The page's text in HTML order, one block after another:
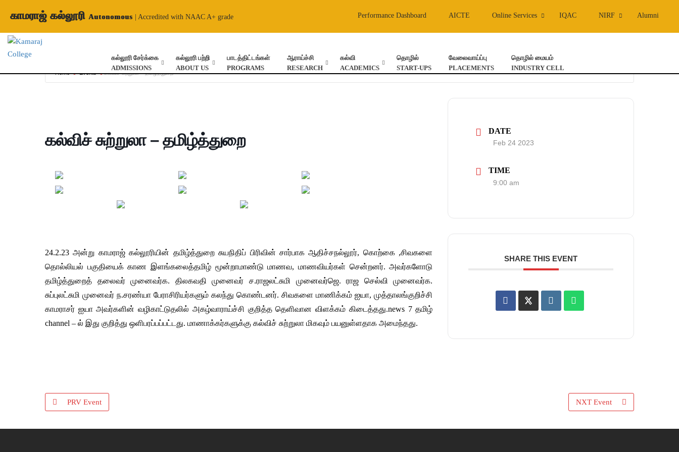
காமராஜ் கல்லூரி Autonomous | Accredited with NAAC A+ grade Performance Dashboard AICTE Online Services IQAC NIRF Alumni
கல்லூரி சேர்க்கை
ADMISSIONS
கல்லூரி பற்றி
ABOUT US
பாடத்திட்டங்கள்
PROGRAMS
ஆராய்ச்சி
RESEARCH
கல்வி
ACADEMICS
தொழில்
START-UPS
வேலைவாய்ப்பு
PLACEMENTS
தொழில் மையம்
INDUSTRY CELL
Home Events கல்விச் சுற்றுலா – தமிழ்த்துறை
கல்விச் சுற்றுலா – தமிழ்த்துறை
24.2.23 அன்று காமராஜ் கல்லூரியின் தமிழ்த்துறை சுயநிதிப் பிரிவின் சார்பாக ஆதிச்சநல்லூர், கொற்கை ,சிவகளை
தொல்லியல் பகுதியைக் காண இளங்கலைத்தமிழ் மூன்றாமாண்டு மாணவ, மாணவியர்கள் சென்றனர். அவர்களோடு
தமிழ்த்துறைத் தலைவர் முனைவர்க. திலகவதி முனைவர் ச.ராஜலட்சுமி முனைவர்ஜெ. ராஜ செல்வி முனைவர்க.
சுப்புலட்சுமி முனைவர் ந.சரண்யா பேராசிரியர்களும் கலந்து கொண்டனர். சிவகளை மாணிக்கம் ஐயா, முத்தாலங்குறிச்சி
காமராசர் ஐயா அவர்களின் வழிகாட்டுதலில் அகழ்வாராய்ச்சி குறித்த தெளிவான விளக்கம் கிடைத்தது.news 7 தமிழ்
channel – ல் இது குறித்து ஒளிபரப்பப்பட்டது. மாணாக்கர்களுக்கு கல்விச் சுற்றுலா மிகவும் பயனுள்ளதாக அமைந்தது.
DATE
Feb 24 2023
TIME
9:00 am
SHARE THIS EVENT
PRV Event NXT Event